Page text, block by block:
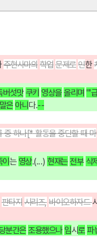
주현사마의 학업 문제로 인한
버섯맛 쿠키 영상을 올리며 '''
말은 아니다.--
중 하나[* 활동을 중단할 때 마
이는 영상.(...) 현재는 전부 삭
판타지 시리즈, 바이오하자드
당분간은 조용했으나 임시로 파